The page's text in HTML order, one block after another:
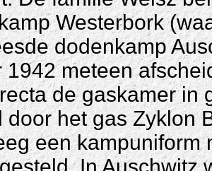
Westerbork
dodenkamp
1942 meteen
de gaskamer in
door het gas Zyklon
een kampuniform